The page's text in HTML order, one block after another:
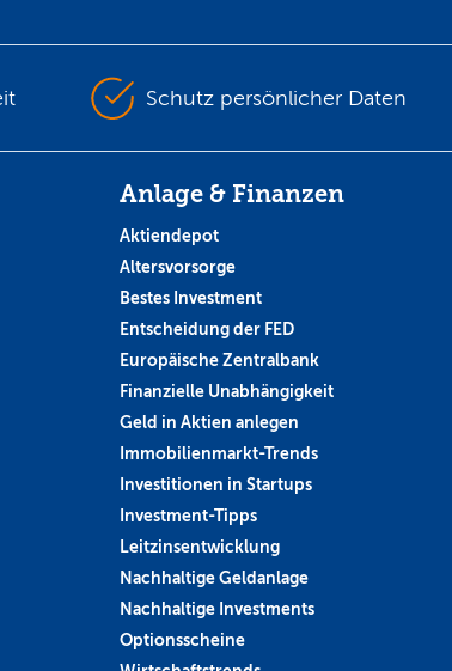
Schutz persönlicher Daten
Anlage & Finanzen
Aktiendepot
Altersvorsorge
Bestes Investment
Entscheidung der FED
Europäische Zentralbank
Finanzielle Unabhängigkeit
Geld in Aktien anlegen
Immobilienmarkt-Trends
Investitionen in Startups
Investment-Tipps
Leitzinsentwicklung
Nachhaltige Geldanlage
Nachhaltige Investments
Optionsscheine